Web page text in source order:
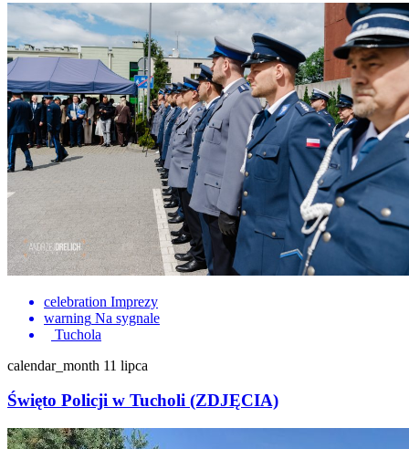
celebration Imprezy
warning Na sygnale
Tuchola
calendar_month 11 lipca
Święto Policji w Tucholi (ZDJĘCIA)